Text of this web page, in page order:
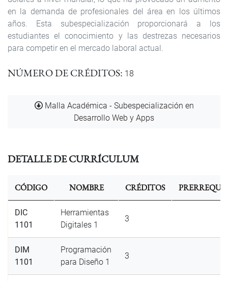
en la demanda de profesionales del área en los últimos
años. Esta subespecialización propor­cionará a los
estudiantes el conocimiento y las destrezas necesarios
para competir en el mercado laboral actual.
NÚMERO DE CRÉDITOS 18
DocumentoMalla Académica - Subespecialización en
Desarrollo Web y Apps
DETALLE DE CURRÍCULUM
CÓDIGO NOMBRE CRÉDITOS
DIC
1101
Herramientas
Digitales 1
3
DIM
1101
Programación
para Diseño 1
3